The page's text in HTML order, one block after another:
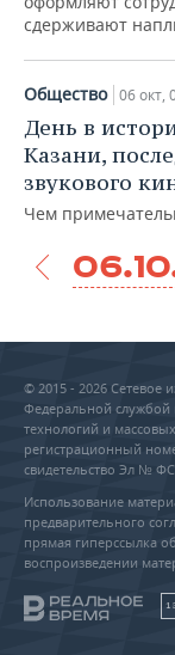
сдерживают
Общество 06 окт,
День в
Казани,
звукового
Чем
© 2015 - 2026 Сетевое
Федеральной службой
технологий и
регистрационный
свидетельство Эл № ФС
Использование
предварительного
прямая гиперссылка
воспроизведении